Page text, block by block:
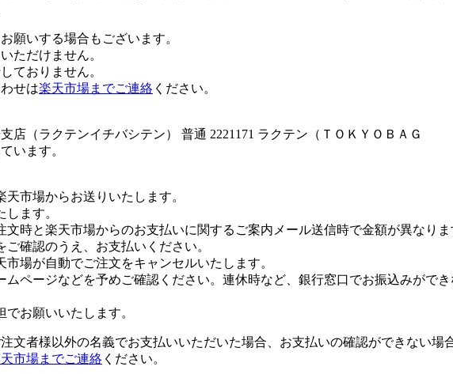
願いする場合もございます。
ただけません。
ておりません。
せは楽天市場までご連絡 ください。
店（ラクテンイチバシテン） 普通 2221171 ラクテン（ＴＯＫＹＯＢＡＧ
います。
市場からお送りいたします。
ます。
時と楽天市場からのお支払いに関するご案内メール送信時で金額が異なりま
確認のうえ、お支払いください。
場が自動でご注文をキャンセルいたします。
ページなどを予めご確認ください。連休時など、銀行窓口でお振込みがで
お願いいたします。
者様以外の名義でお支払いいただいた場合、お支払いの確認ができない場
市場までご連絡 ください。